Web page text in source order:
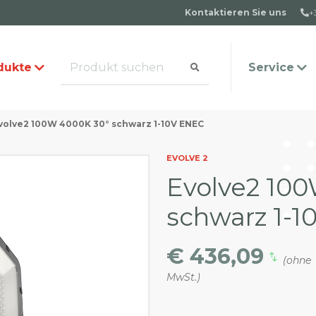
Kontaktieren Sie uns
Service
Häufige Fragen
Kontakt
100W 4000K 30° schwarz 1-10V ENEC
EVOLVE 2
Evolve2
schwarz 1-
€ 436,09
(ohne
MwSt.)